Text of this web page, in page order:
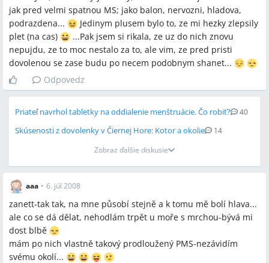
Miesta a osoby
Island, Rumunsko, Štúrovo
jak pred velmi spatnou MS; jako balon, nervozni, hladova,
podrazdena...
Jedinym plusem bylo to, ze mi hezky zlepsily
plet (na cas)
...Pak jsem si rikala, ze uz do nich znovu
nepujdu, ze to moc nestalo za to, ale vim, ze pred pristi
dovolenou se zase budu po necem podobnym shanet...
Odpovedz
Priateľ navrhol tabletky na oddialenie menštruácie. Čo robiť? 40
Skúsenosti z dovolenky v Čiernej Hore: Kotor a okolie
14
Zobraz ďalšie diskusie
aaa • 6. júl 2008
zanett-tak tak, na mne působí stejně a k tomu mě bolí hlava...
ale co se dá dělat, nehodlám trpět u moře s mrchou-bývá mi
dost blbě
mám po nich vlastně takový prodloužený PMS-nezávidím
svému okolí...